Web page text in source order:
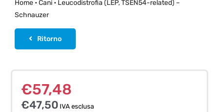
Home• Cani• Leucodistrofia (LEP, TSEN54-related) –
Schnauzer
Ritorno
€57,48
€47,50IVA esclusa